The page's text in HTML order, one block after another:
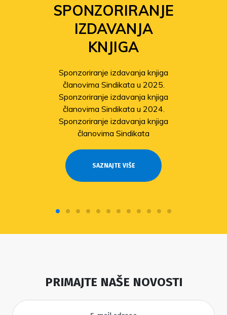
SPONZORIRANJE
IZDAVANJA
KNJIGA
Sponzoriranje izdavanja knjiga
članovima Sindikata u 2025.
Sponzoriranje izdavanja knjiga
članovima Sindikata u 2024.
Sponzoriranje izdavanja knjiga
članovima Sindikata
SAZNAJTE VIŠE
PRIMAJTE NAŠE NOVOSTI